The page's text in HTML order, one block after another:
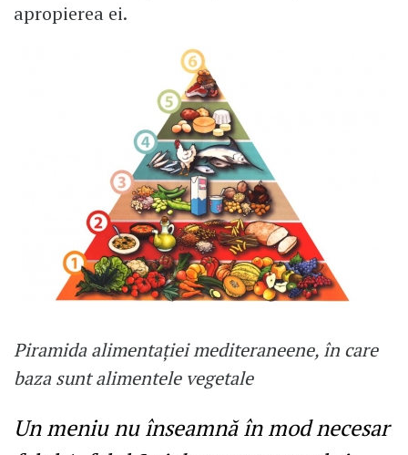
apropierea ei.
Piramida alimentației mediteraneene, în care
baza sunt alimentele vegetale
Un meniu nu înseamnă în mod necesar